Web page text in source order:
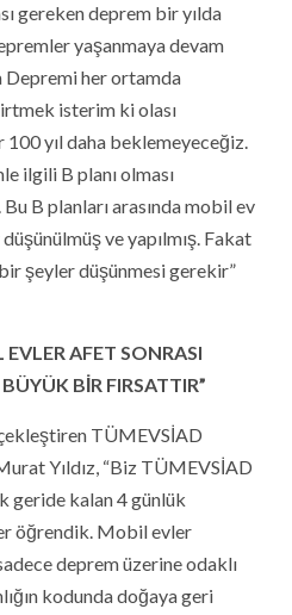
gereken deprem bir yılda
yaşanmaya devam
Depremi her ortamda
isterim ki olası
yıl daha beklemeyeceğiz.
ilgili B planı olması
B planları arasında mobil ev
ve yapılmış. Fakat
şeyler düşünmesi gerekir”
AFET SONRASI
BİR FIRSATTIR”
TÜMEVSİAD
Yıldız, “Biz TÜMEVSİAD
geride kalan 4 günlük
öğrendik. Mobil evler
deprem üzerine odaklı
kodunda doğaya geri